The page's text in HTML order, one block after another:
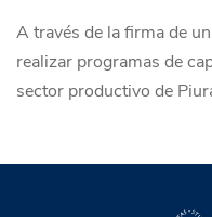
A través de la firma de
realizar programas de
sector productivo de